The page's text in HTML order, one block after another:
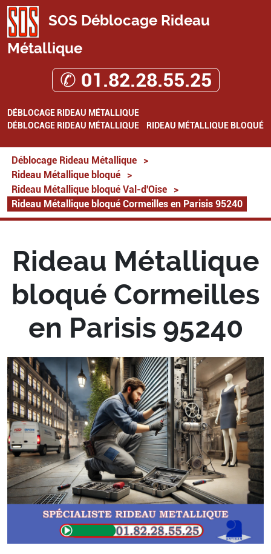
SOS Déblocage Rideau
Métallique
✆ 01.82.28.55.25
DÉBLOCAGE RIDEAU MÉTALLIQUE
DÉBLOCAGE RIDEAU MÉTALLIQUE
RIDEAU MÉTALLIQUE BLOQUÉ
Déblocage Rideau Métallique
>
Rideau Métallique bloqué
>
Rideau Métallique bloqué Val-d'Oise
>
Rideau Métallique bloqué Cormeilles en Parisis 95240
Rideau Métallique
bloqué Cormeilles
en Parisis 95240